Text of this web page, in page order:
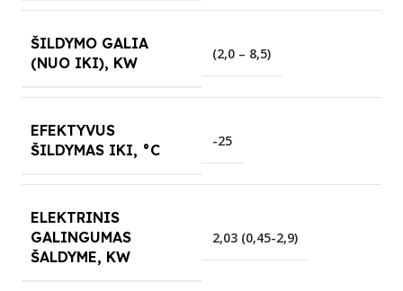
ŠILDYMO GALIA
(NUO IKI), KW
(2,0 – 8,5)
EFEKTYVUS
ŠILDYMAS IKI, °C
-25
ELEKTRINIS
GALINGUMAS
ŠALDYME, KW
2,03 (0,45-2,9)